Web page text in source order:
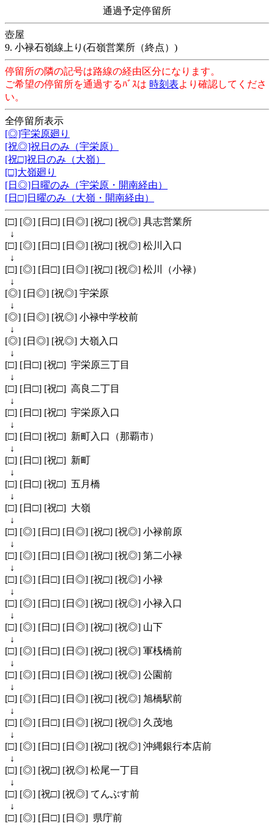
通過予定停留所
壺屋
9. 小禄石嶺線上り(石嶺営業所（終点）)
停留所の隣の記号は路線の経由区分になります。
ご希望の停留所を通過するﾊﾞｽは 時刻表より確認してくださ
い。
全停留所表示
[◎]宇栄原廻り
[祝◎]祝日のみ（宇栄原）
[祝□]祝日のみ（大嶺）
[□]大嶺廻り
[日◎]日曜のみ（宇栄原・開南経由）
[日□]日曜のみ（大嶺・開南経由）
[□] [◎] [日□] [日◎] [祝□] [祝◎] 具志営業所
↓
[□] [◎] [日□] [日◎] [祝□] [祝◎] 松川入口
↓
[□] [◎] [日□] [日◎] [祝□] [祝◎] 松川（小禄）
↓
[◎] [日◎] [祝◎] 宇栄原
↓
[◎] [日◎] [祝◎] 小禄中学校前
↓
[◎] [日◎] [祝◎] 大嶺入口
↓
[□] [日□] [祝□] 宇栄原三丁目
↓
[□] [日□] [祝□] 高良二丁目
↓
[□] [日□] [祝□] 宇栄原入口
↓
[□] [日□] [祝□] 新町入口（那覇市）
↓
[□] [日□] [祝□] 新町
↓
[□] [日□] [祝□] 五月橋
↓
[□] [日□] [祝□] 大嶺
↓
[□] [◎] [日□] [日◎] [祝□] [祝◎] 小禄前原
↓
[□] [◎] [日□] [日◎] [祝□] [祝◎] 第二小禄
↓
[□] [◎] [日□] [日◎] [祝□] [祝◎] 小禄
↓
[□] [◎] [日□] [日◎] [祝□] [祝◎] 小禄入口
↓
[□] [◎] [日□] [日◎] [祝□] [祝◎] 山下
↓
[□] [◎] [日□] [日◎] [祝□] [祝◎] 軍桟橋前
↓
[□] [◎] [日□] [日◎] [祝□] [祝◎] 公園前
↓
[□] [◎] [日□] [日◎] [祝□] [祝◎] 旭橋駅前
↓
[□] [◎] [日□] [日◎] [祝□] [祝◎] 久茂地
↓
[□] [◎] [日□] [日◎] [祝□] [祝◎] 沖縄銀行本店前
↓
[□] [◎] [祝□] [祝◎] 松尾一丁目
↓
[□] [◎] [祝□] [祝◎] てんぶす前
↓
[□] [◎] [日□] [日◎] 県庁前